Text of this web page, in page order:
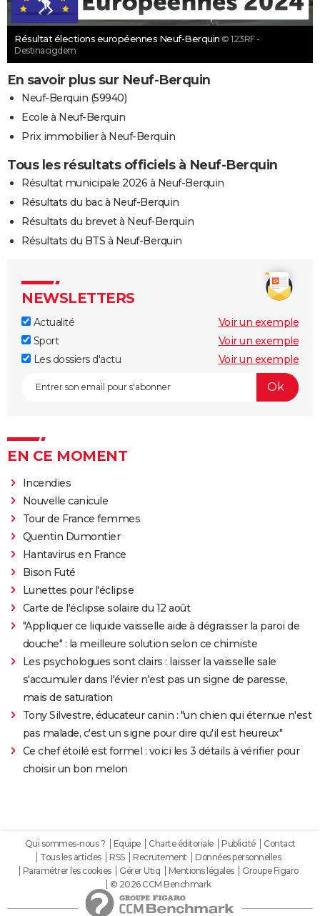
Résultat élections européennes Neuf-Berquin © 123RF -
Destinacigdem
En savoir plus sur Neuf-Berquin
Neuf-Berquin (59940)
Ecole à Neuf-Berquin
Prix immobilier à Neuf-Berquin
Tous les résultats officiels à Neuf-Berquin
Résultat municipale 2026 à Neuf-Berquin
Résultats du bac à Neuf-Berquin
Résultats du brevet à Neuf-Berquin
Résultats du BTS à Neuf-Berquin
NEWSLETTERS
Actualité
Voir un exemple
Sport
Voir un exemple
Les dossiers d'actu
Voir un exemple
EN CE MOMENT
Incendies
Nouvelle canicule
Tour de France femmes
Quentin Dumontier
Hantavirus en France
Bison Futé
Lunettes pour l'éclipse
Carte de l'éclipse solaire du 12 août
"Appliquer ce liquide vaisselle aide à dégraisser la paroi de
douche" : la meilleure solution selon ce chimiste
Les psychologues sont clairs : laisser la vaisselle sale
s'accumuler dans l'évier n'est pas un signe de paresse,
mais de saturation
Tony Silvestre, éducateur canin : "un chien qui éternue n'est
pas malade, c'est un signe pour dire qu'il est heureux"
Ce chef étoilé est formel : voici les 3 détails à vérifier pour
choisir un bon melon
Qui sommes-nous ? Equipe Charte éditoriale Publicité
Contact
Tous les articles
RSS Recrutement
Données personnelles
Paramétrer les cookies
Gérer Utiq Mentions légales
Groupe Figaro
© 2026 CCM Benchmark